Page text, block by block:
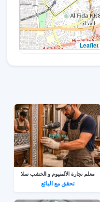
معلم نجارة الألمنيوم و الخشب سلا
تحقق مع البائع